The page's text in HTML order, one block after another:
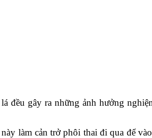
đều gây ra những ảnh hưởng
làm cản trở phôi thai đi qua để